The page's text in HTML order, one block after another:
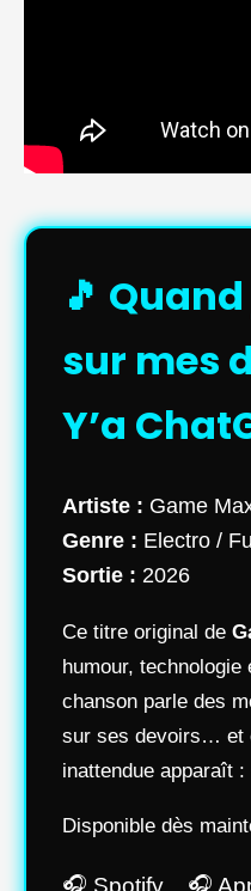
🎵
sur mes
Y’a
Artiste : Game
Genre : Electro /
Sortie : 2026
Ce titre original de
humour,
chanson parle des
sur ses devoirs… et
inattendue apparaît :
Disponible dès
🎧 Spotify 🎧